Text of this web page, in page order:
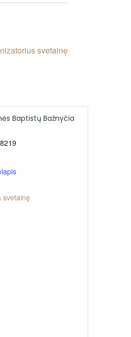
svetainę
Baptistų Bažnyčia
svetainę